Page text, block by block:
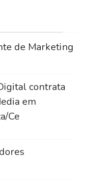
de Marketing
contrata
em
Ce